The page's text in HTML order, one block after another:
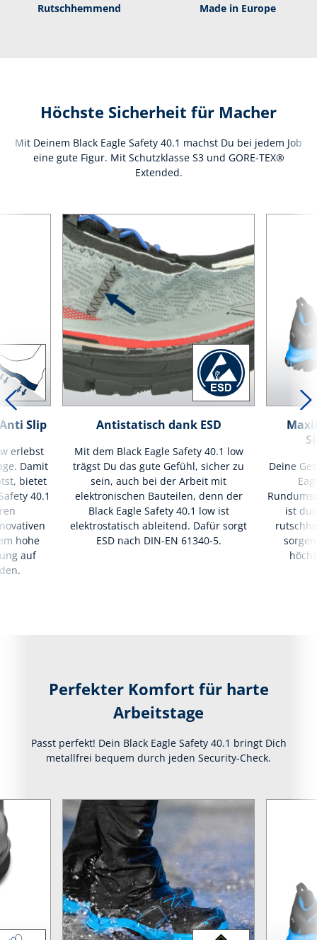
Rutsch­hem­mend Made in Europe
Höchste Sicherheit für Macher
Mit Deinem Black Eagle Safety 40.1 machst Du bei jedem Job
eine gute Figur. Mit Schutzklasse S3 und GORE-TEX®
Extended.
Slip
erlebst
Damit
bietet
40.1
hohe
auf
Antistatisch dank ESD
Mit dem Black Eagle Safety 40.1 low
trägst Du das gute Gefühl, sicher zu
sein, auch bei der Arbeit mit
elektronischen Bauteilen, denn der
Black Eagle Safety 40.1 low ist
elektrostatisch ableitend. Dafür sorgt
ESD nach DIN-EN 61340-5.
Deine
ist
Perfekter Komfort für harte
Arbeitstage
Passt perfekt! Dein Black Eagle Safety 40.1 bringt Dich
metallfrei bequem durch jeden Security-Check.